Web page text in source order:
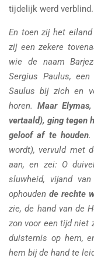
tijdelijk werd verblind.
En toen zij het
zij een zekere
wie de naam
Sergius Paulus,
Saulus bij zich en
horen. Maar
vertaald), ging tegen
geloof af te houden.
wordt), vervuld met
aan, en zei: O
sluwheid, vijand
ophoudende rechte
zie, de hand van de
zon voor een tijd niet
duisternis op hem,
hem bij de hand te